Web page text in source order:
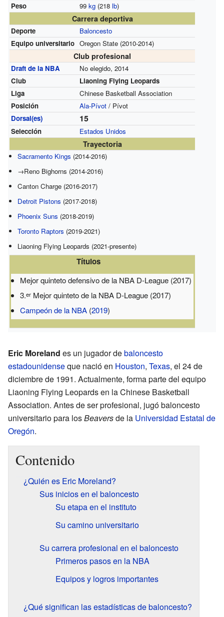
Peso
99 kg(218 lb)
Carrera deportiva
Deporte
Baloncesto
Equipo universitario Oregon State (2010-2014)
Club profesional
Draft de la NBA
No elegido, 2014
Club
Liaoning Flying Leopards
Liga
Chinese Basketball Association
Posición
Ala-Pívot/ Pívot
Dorsal(es)
15
Selección Estados Unidos
Trayectoria
Sacramento Kings (2014-2016)
→Reno Bighorns (2014-2016)
Canton Charge (2016-2017)
Detroit Pistons (2017-2018)
Phoenix Suns (2018-2019)
Toronto Raptors (2019-2021)
Liaoning Flying Leopards (2021-presente)
Títulos
Mejor quinteto defensivo de la NBA D-League (2017)
3.er Mejor quinteto de la NBA D-League (2017)
Campeón de la NBA (2019)
Eric Moreland es un jugador debaloncesto
estadounidenseque nació en Houston, Texas, el 24 de
diciembre de 1991. Actualmente, forma parte del equipo
Liaoning Flying Leopards en la Chinese Basketball
Association. Antes de ser profesional, jugó baloncesto
universitario para losBeaversde la Universidad Estatal de
Oregón.
Contenido
¿Quién es Eric Moreland?
Sus inicios en el baloncesto
Su etapa en el instituto
Su camino universitario
Su carrera profesional en el baloncesto
Primeros pasos en la NBA
Equipos y logros importantes
¿Qué significan las estadísticas de baloncesto?